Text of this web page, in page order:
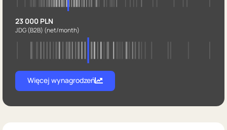
23 000 PLN
JDG (B2B) (net/month)
Więcej wynagrodzeń